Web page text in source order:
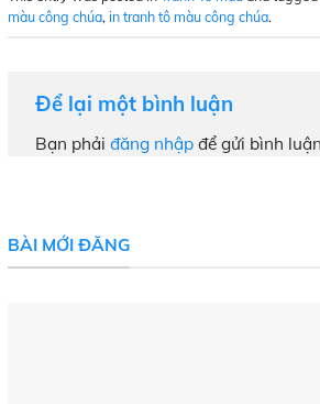
màu công chúa, in tranh tô màu công chúa.
Để lại một bình luận
Bạn phải đăng nhập để gửi bình
BÀI MỚI ĐĂNG